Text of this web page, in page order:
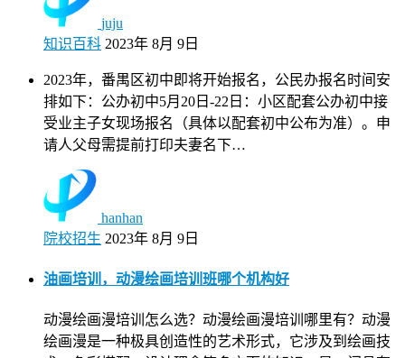
juju
知识百科 2023年 8月 9日
2023年，番禺区初中即将开始报名，公民办报名时间安
排如下：公办初中5月20日-22日：小区配套公办初中接
受业主子女现场报名（具体以配套初中公布为准）。申
请人父母需提前打印夫妻名下…
hanhan
院校招生 2023年 8月 9日
油画培训，动漫绘画培训班哪个机构好
动漫绘画漫培训怎么选？动漫绘画漫培训哪里有？动漫
绘画漫是一种极具创造性的艺术形式，它涉及到绘画技